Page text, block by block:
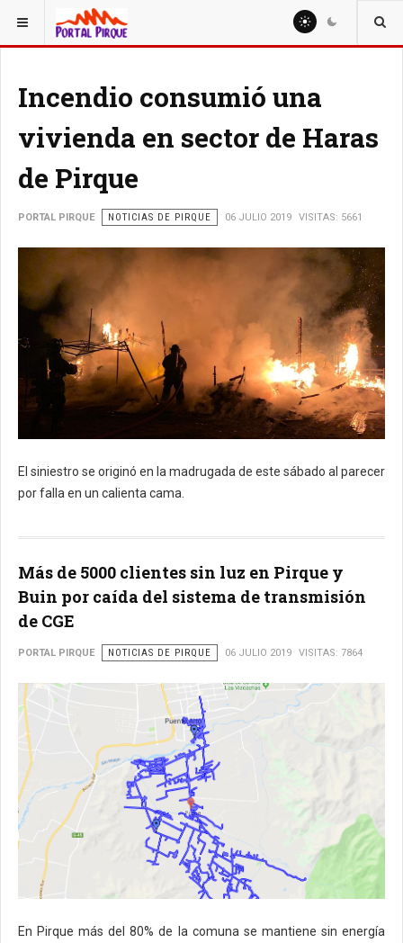
ESTÁ AQUÍ: NOTICIAS
Incendio consumió una
vivienda en sector de Haras
de Pirque
PORTAL PIRQUE NOTICIAS DE PIRQUE 06 JULIO 2019 VISITAS: 5661
El siniestro se originó en la madrugada de este sábado al parecer
por falla en un calienta cama.
Más de 5000 clientes sin luz en Pirque y
Buin por caída del sistema de transmisión
de CGE
PORTAL PIRQUE NOTICIAS DE PIRQUE 06 JULIO 2019 VISITAS: 7864
En Pirque más del 80% de la comuna se mantiene sin energía